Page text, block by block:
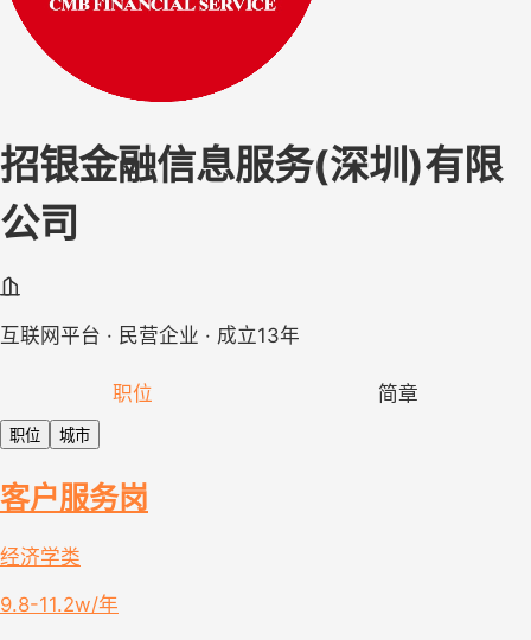
招银金融信息服务(深圳)有限
公司
互联网平台 · 民营企业 · 成立13年
职位 简章
职位 城市
客户服务岗
经济学类
9.8-11.2w/年